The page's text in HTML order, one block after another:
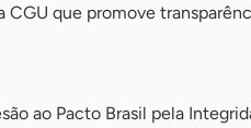
que promove
ao Pacto Brasil pela